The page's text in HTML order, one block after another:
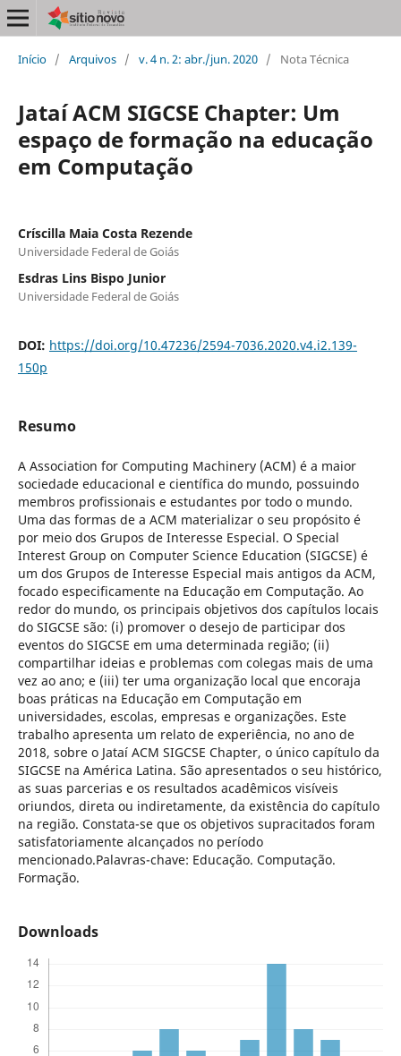
Início / Arquivos / v. 4 n. 2: abr./jun. 2020 / Nota Técnica
Jataí ACM SIGCSE Chapter: Um
espaço de formação na educação
em Computação
Críscilla Maia Costa Rezende
Universidade Federal de Goiás
Esdras Lins Bispo Junior
Universidade Federal de Goiás
DOI: https://doi.org/10.47236/2594-7036.2020.v4.i2.139-
150p
Resumo
A Association for Computing Machinery (ACM) é a maior
sociedade educacional e científica do mundo, possuindo
membros profissionais e estudantes por todo o mundo.
Uma das formas de a ACM materializar o seu propósito é
por meio dos Grupos de Interesse Especial. O Special
Interest Group on Computer Science Education (SIGCSE) é
um dos Grupos de Interesse Especial mais antigos da ACM,
focado especificamente na Educação em Computação. Ao
redor do mundo, os principais objetivos dos capítulos locais
do SIGCSE são: (i) promover o desejo de participar dos
eventos do SIGCSE em uma determinada região; (ii)
compartilhar ideias e problemas com colegas mais de uma
vez ao ano; e (iii) ter uma organização local que encoraja
boas práticas na Educação em Computação em
universidades, escolas, empresas e organizações. Este
trabalho apresenta um relato de experiência, no ano de
2018, sobre o Jataí ACM SIGCSE Chapter, o único capítulo da
SIGCSE na América Latina. São apresentados o seu histórico,
as suas parcerias e os resultados acadêmicos visíveis
oriundos, direta ou indiretamente, da existência do capítulo
na região. Constata-se que os objetivos supracitados foram
satisfatoriamente alcançados no período
mencionado.Palavras-chave: Educação. Computação.
Formação.
Downloads